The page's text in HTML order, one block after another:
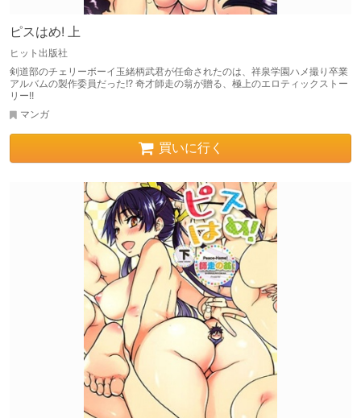
ピスはめ! 上
ヒット出版社
剣道部のチェリーボーイ玉緒柄武君が任命されたのは、祥泉学園ハメ撮り卒業
アルバムの製作委員だった!? 奇才師走の翁が贈る、極上のエロティックストー
リー!!
マンガ
買いに行く